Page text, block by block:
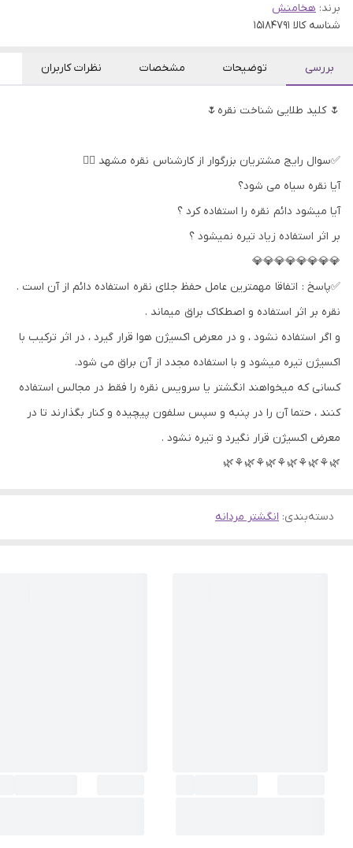
برند: هخامنش
شناسه کالا 15184791
بررسی توضیحات مشخصات نظرات کاربران
🌷 کلید طلایی شناخت نقره🌷
✅سوال رایج مشتریان بزرگوار از کارشناس نقره مشهد 👇🏻
آیا نقره سیاه می شود؟
آیا میشود دائم نقره را استفاده کرد ؟
بر اثر استفاده زیاد تیره نمیشود ؟
💎💎💎💎💎💎💎💎
✅پاسخ : اتفاقا مهمترین عامل حفظ جلای نقره استفاده دائم از آن است .
نقره بر اثر استفاده و اصطکاک براق میماند .
و اگر استفاده نشود ، و در معرض اکسیژن هوا قرار گیرد ، در اثر ترکیب با
اکسیژن تیره میشود و با استفاده مجدد از آن براق می شود.
کسانی که میخواهند انگشتر یا سرویس نقره را فقط در مجالس استفاده
کنند ، حتما آن را در پنبه و سپس سلفون پیچیده و کنار بگذارند تا در
معرض اکسیژن قرار نگیرد و تیره نشود .
🌿⚘🌿⚘🌿⚘🌿⚘🌿⚘🌿
دسته‌بندی: انگشتر مردانه